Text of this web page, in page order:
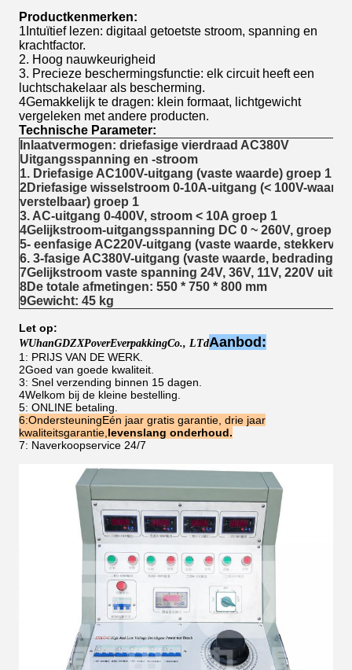
Productkenmerken:
1Intuïtief lezen: digitaal getoetste stroom, spanning en
krachtfactor.
2. Hoog nauwkeurigheid
3. Precieze beschermingsfunctie: elk circuit heeft een
luchtschakelaar als bescherming.
4Gemakkelijk te dragen: klein formaat, lichtgewicht
vergeleken met andere producten.
Technische Parameter:
Inlaatvermogen: driefasige vierdraad AC380V
Uitgangsspanning en -stroom
1. Driefasige AC100V-uitgang (vaste waarde) groep 1
2Driefasige wisselstroom 0-10A-uitgang (< 100V-
verstelbaar) groep 1
3. AC-uitgang 0-400V, stroom < 10A groep 1
4Gelijkstroom-uitgangsspanning DC 0 ~ 260V, groep 1
5- eenfasige AC220V-uitgang (vaste waarde,
6. 3-fasige AC380V-uitgang (vaste waarde,
7Gelijkstroom vaste spanning 24V, 36V, 11V, 220V
8De totale afmetingen: 550 * 750 * 800 mm
9Gewicht: 45 kg
Let op:
WUhanGDZXPoverEverpakkingCo., LTdAanbod:
1: PRIJS VAN DE WERK.
2Goed van goede kwaliteit.
3: Snel verzending binnen 15 dagen.
4Welkom bij de kleine bestelling.
5: ONLINE betaling.
6:OndersteuningEén jaar gratis garantie, drie jaar
kwaliteitsgarantie, levenslang onderhoud.
7: Naverkoopservice 24/7